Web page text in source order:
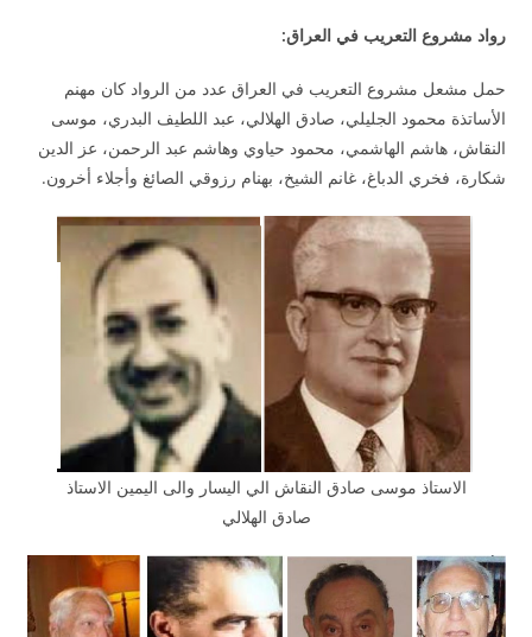
رواد مشروع التعريب في العراق:
حمل مشعل مشروع التعريب في العراق عدد من الرواد كان مهنم
الأساتذة محمود الجليلي، صادق الهلالي، عبد اللطيف البدري، موسى
النقاش، هاشم الهاشمي، محمود حياوي وهاشم عبد الرحمن، عز الدين
شكارة، فخري الدباغ، غانم الشيخ، بهنام رزوقي الصائغ وأجلاء أخرون.
الاستاذ موسى صادق النقاش الي اليسار والى اليمين الاستاذ
صادق الهلالي